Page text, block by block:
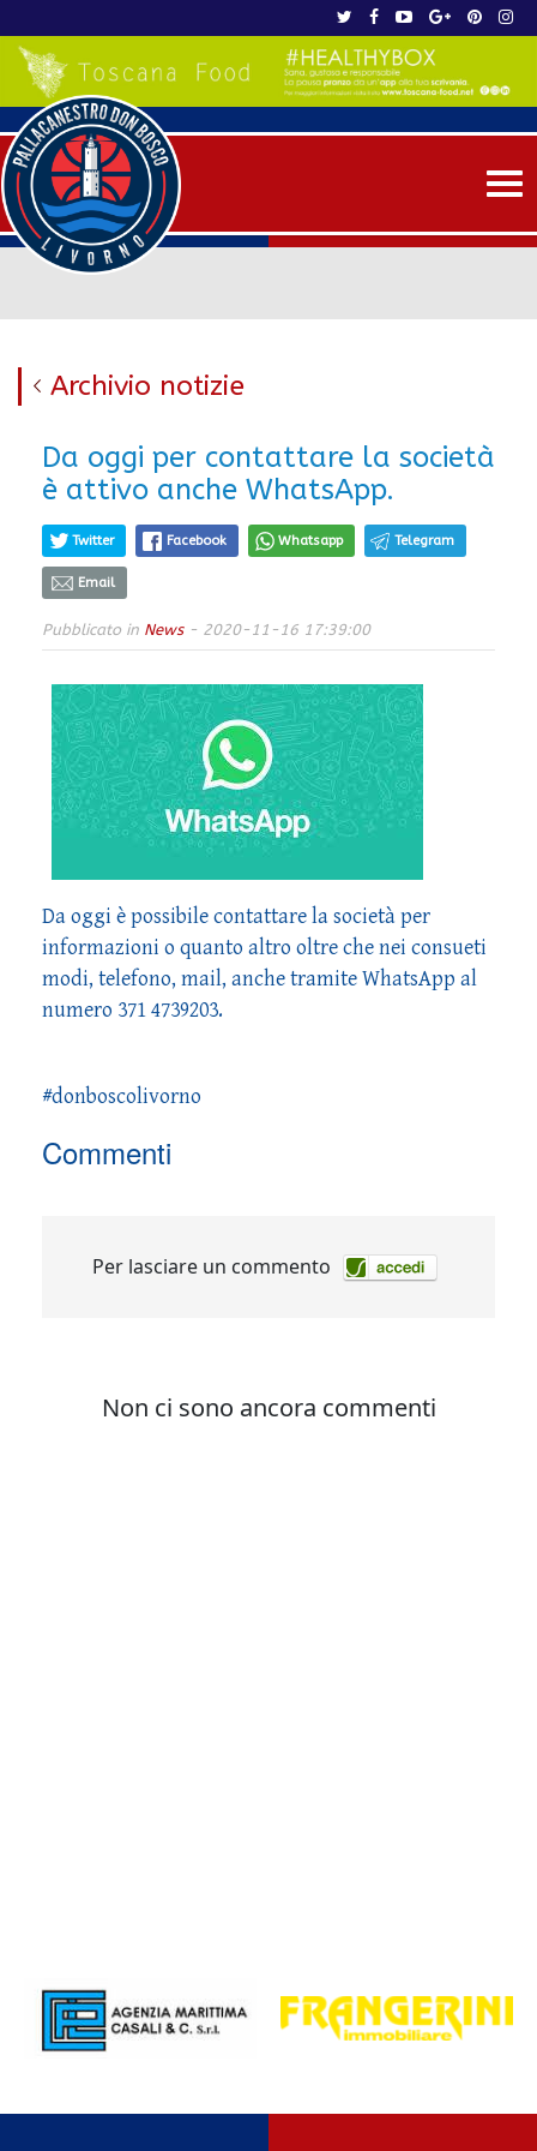
Archivio notizie
Da oggi per contattare la società
è attivo anche WhatsApp.
Twitter Facebook Whatsapp Telegram
Email
Pubblicato in News- 2020-11-16 17:39:00
Da oggi è possibile contattare la società per
informazioni o quanto altro oltre che nei consueti
modi, telefono, mail, anche tramite WhatsApp al
numero 371 4739203.
#donboscolivorno
Commenti